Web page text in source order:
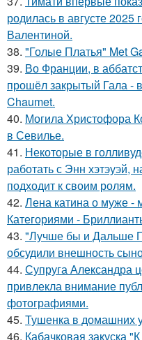
родилась в августе 2025
Валентиной.
38. "Голые Платья" Met
39. Во Франции, в
прошёл закрытый Гала -
Chaumet.
40. Могила Христофора
в Севилье.
41. Некоторые в
работать с Энн хэтэуэй,
подходит к своим ролям.
42. Лена катина о муже
Категориями -
43. "Лучше бы и Дальше
обсудили внешность
44. Супруга Александра
привлекла внимание
фотографиями.
45. Тушенка в домашних
46. Кабачковая закуска